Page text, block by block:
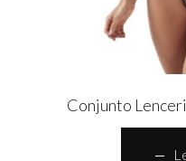
Conjunto